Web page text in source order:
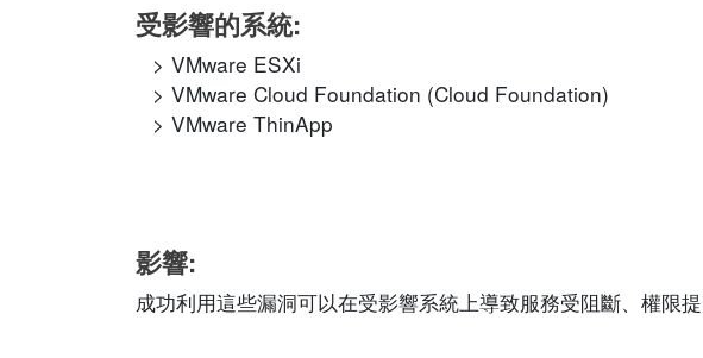
受影響的系統:
VMware ESXi
VMware Cloud Foundation (Cloud Foundation)
VMware ThinApp
影響:
成功利用這些漏洞可以在受影響系統上導致服務受阻斷、權限